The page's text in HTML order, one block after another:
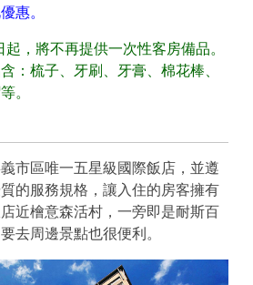
惠。
，將不再提供一次性客房備品。
：梳子、牙刷、牙膏、棉花棒、
。
市區唯一五星級國際飯店，並遵
的服務規格，讓入住的房客擁有
近檜意森活村，一旁即是耐斯百
去周邊景點也很便利。